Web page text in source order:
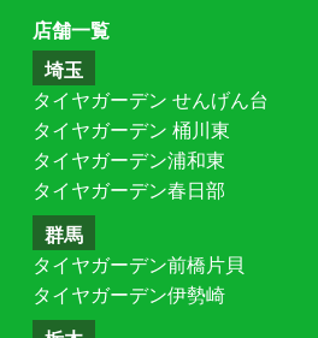
店舗一覧
埼玉
タイヤガーデン せんげん台
タイヤガーデン 桶川東
タイヤガーデン浦和東
タイヤガーデン春日部
群馬
タイヤガーデン前橋片貝
タイヤガーデン伊勢崎